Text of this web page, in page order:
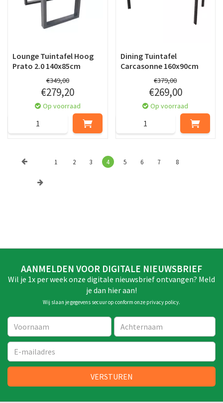
Lounge Tuintafel Hoog
Prato 2.0 140x85cm
€349,00
€279,20
Op voorraad
Dining Tuintafel
Carcasonne 160x90cm
€379,00
€269,00
Op voorraad
1 2 3 4 5 6 7 8
AANMELDEN VOOR DIGITALE NIEUWSBRIEF
Wil je 1x per week onze digitale nieuwsbrief ontvangen? Meld
je dan hier aan!
Wij slaan je gegevens secuur op conform onze privacy policy.